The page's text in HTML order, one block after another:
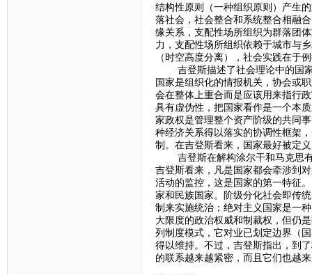
结构性原则（一种组织原则）产生
落社会，社会整合和系统整合相融
缘关系，支配性场所组织为群落团
力，支配性场所组织依赖于城市与
（时空高度分离），社会实践在于
吉登斯描述了社会理论中的国家
国家是组织化的情报机关，协会或
会在整体上重合而是应该用来指行
具有虚伪性，把国家看作是一个本
家政权是管理整个资产阶级的共同
种经济关系得以落实的协调性框架
制。在吉登斯看来，国家最好被定
吉登斯在解构涂尔干和马克思有
吉登斯看来，凡是国家都会牵涉到
活动的监控，这是国家的第一特征
家和民族国家。阶级分化社会即传
制来实施统治；绝对主义国家是一
大限度的政治权威和制裁权，但仍
列制度模式，它对业已划定边界（
得以维持。不过，吉登斯指出，到
的联系越来越紧密，而且它们也越